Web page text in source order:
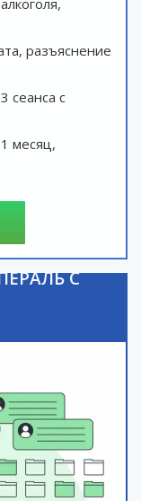
разъяснение
сеанса с
месяц,
С